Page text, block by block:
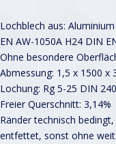
Lochblech aus:
EN AW-1050A H24 DIN
Ohne besondere
Abmessung: 1,5 x 1500 x
Lochung: Rg 5-25 DIN
Freier Querschnitt: 3,14%
Ränder technisch
entfettet, sonst ohne